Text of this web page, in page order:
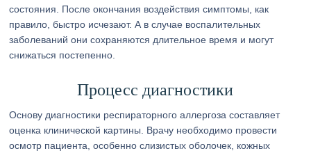
состояния. После окончания воздействия симптомы, как
правило, быстро исчезают. А в случае воспалительных
заболеваний они сохраняются длительное время и могут
снижаться постепенно.
Процесс диагностики
Основу диагностики респираторного аллергоза составляет
оценка клинической картины. Врачу необходимо провести
осмотр пациента, особенно слизистых оболочек, кожных